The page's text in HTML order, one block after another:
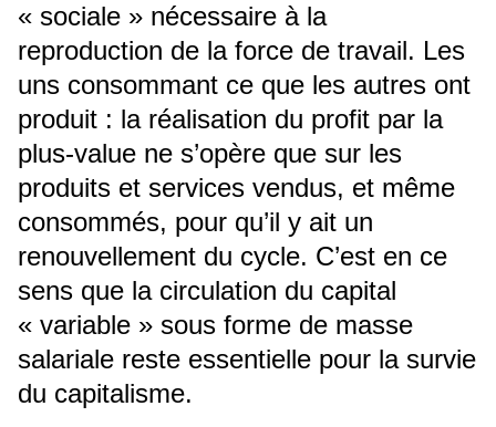
« sociale » nécessaire à la
reproduction de la force de travail. Les
uns consommant ce que les autres ont
produit : la réalisation du profit par la
plus-value ne s’opère que sur les
produits et services vendus, et même
consommés, pour qu’il y ait un
renouvellement du cycle. C’est en ce
sens que la circulation du capital
« variable » sous forme de masse
salariale reste essentielle pour la survie
du capitalisme.